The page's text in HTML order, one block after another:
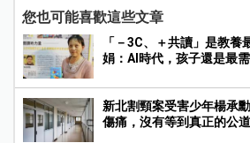
您也可能喜歡這些文章
「－3C、＋共讀」是教
娟：AI時代，孩子還是最
新北割頸案受害少年楊承
傷痛，沒有等到真正的公